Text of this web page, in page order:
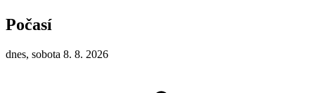
Počasí
dnes, sobota 8. 8. 2026